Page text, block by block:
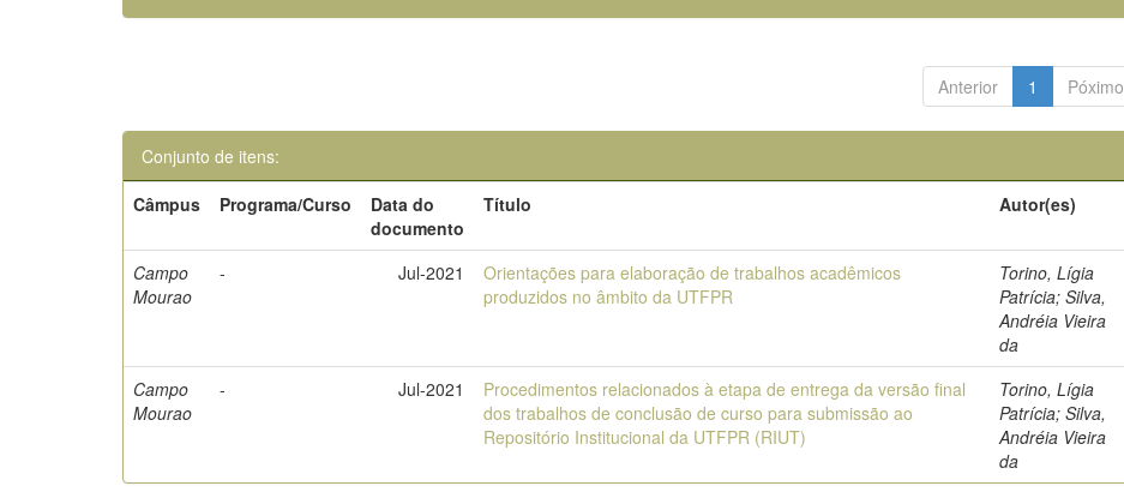
Anterior 1 Póximo
Conjunto de itens:
Câmpus
Programa/Curso
Data do
documento
Título Autor(es)
Campo
Mourao
- Jul-2021
Orientações para elaboração de trabalhos acadêmicos
produzidos no âmbito da UTFPR
Torino, Lígia
Patrícia; Silva,
Andréia Vieira
da
Campo
Mourao
- Jul-2021
Procedimentos relacionados à etapa de entrega da versão final
dos trabalhos de conclusão de curso para submissão ao
Repositório Institucional da UTFPR (RIUT)
Torino, Lígia
Patrícia; Silva,
Andréia Vieira
da